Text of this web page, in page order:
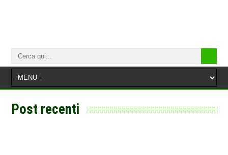
Post recenti